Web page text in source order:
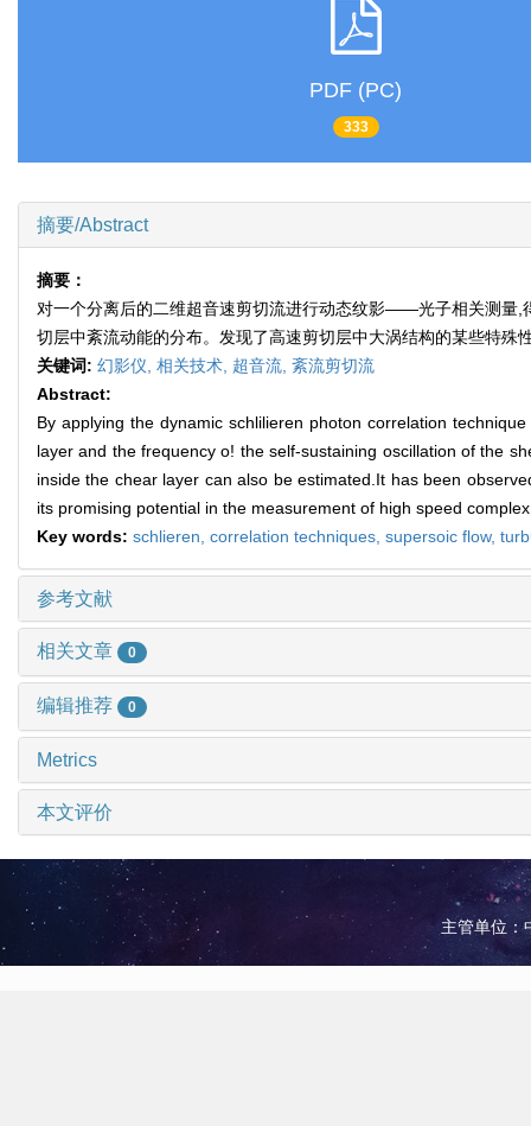
PDF (PC)
333
摘要/Abstract
摘要：
对一个分离后的二维超音速剪切流进行动态纹影——光子相关测量,
切层中紊流动能的分布。发现了高速剪切层中大涡结构的某些特
关键词: 幻影仪, 相关技术, 超音流, 紊流剪切流
Abstract:
By applying the dynamic schlilieren photon correlation
layer and the frequency o! the self-sustaining oscillation of the
inside the chear layer can also be estimated.It has been
its promising potential in the measurement of high speed
Key words: schlieren, correlation techniques, supersoic flow,
参考文献
相关文章 0
编辑推荐 0
Metrics
本文评价
主管单位：